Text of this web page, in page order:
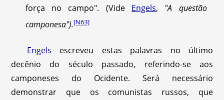
força no campo". (Vide Engels, "A questão
camponesa").[N63]
Engels escreveu estas palavras no último
decênio do século passado, referindo-se aos
camponeses do Ocidente. Será necessário
demonstrar que os comunistas russos, que